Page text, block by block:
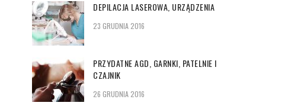
DEPILACJA LASEROWA, URZĄDZENIA
23 GRUDNIA 2016
PRZYDATNE AGD, GARNKI, PATELNIE I
CZAJNIK
26 GRUDNIA 2016